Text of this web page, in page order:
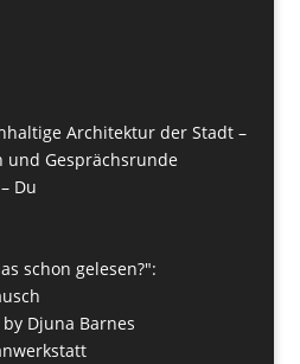
Architektur der Stadt –
und Gesprächsrunde
Du
schon gelesen?":
Djuna Barnes